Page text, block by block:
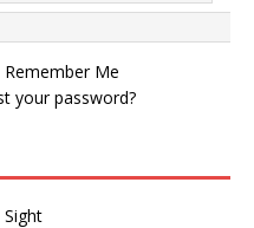
Remember Me
your password?
Sight